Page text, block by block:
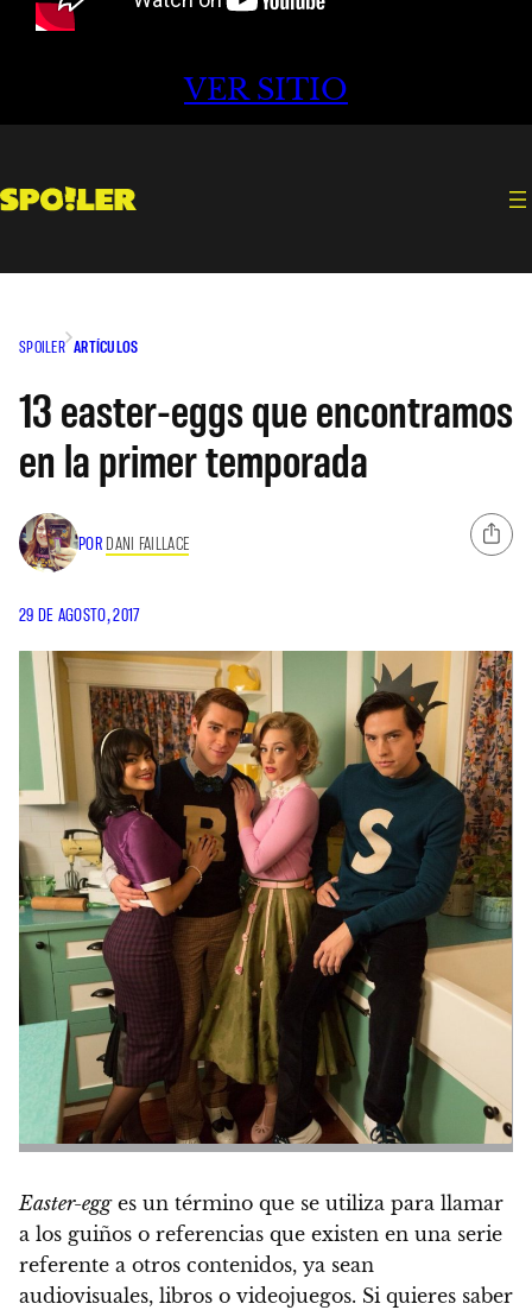
VER SITIO
SPOILER ARTÍCULOS
13 easter-eggs que encontramos
en la primer temporada
POR DANI FAILLACE
29 DE AGOSTO, 2017
Easter-egges un término que se utiliza para llamar
a los guiños o referencias que existen en una serie
referente a otros contenidos, ya sean
audiovisuales, libros o videojuegos. Si quieres saber